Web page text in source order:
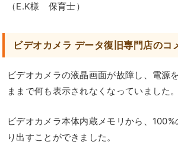
（E.K様 保育士）
ビデオカメラ データ復旧専門店のコ
ビデオカメラの液晶画面が故障し、電源
ままで何も表示されなくなっていました。
ビデオカメラ本体内蔵メモリから、
り出すことができました。